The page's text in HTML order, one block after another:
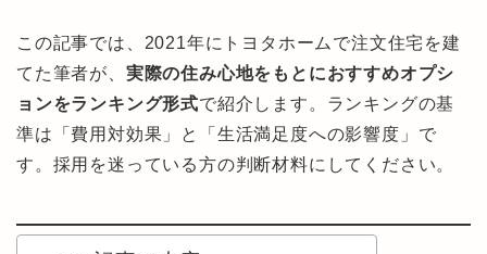
この記事では、2021年にトヨタホームで注文住宅を建
てた筆者が、 実際の住み心地をもとにおすすめオプシ
ョンをランキング形式で紹介します。ランキングの基
準は「費用対効果」と「生活満足度への影響度」で
す。採用を迷っている方の判断材料にしてください。